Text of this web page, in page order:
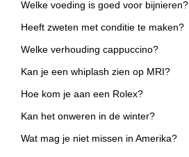
Welke voeding is goed voor bijnieren?
Heeft zweten met conditie te maken?
Welke verhouding cappuccino?
Kan je een whiplash zien op MRI?
Hoe kom je aan een Rolex?
Kan het onweren in de winter?
Wat mag je niet missen in Amerika?